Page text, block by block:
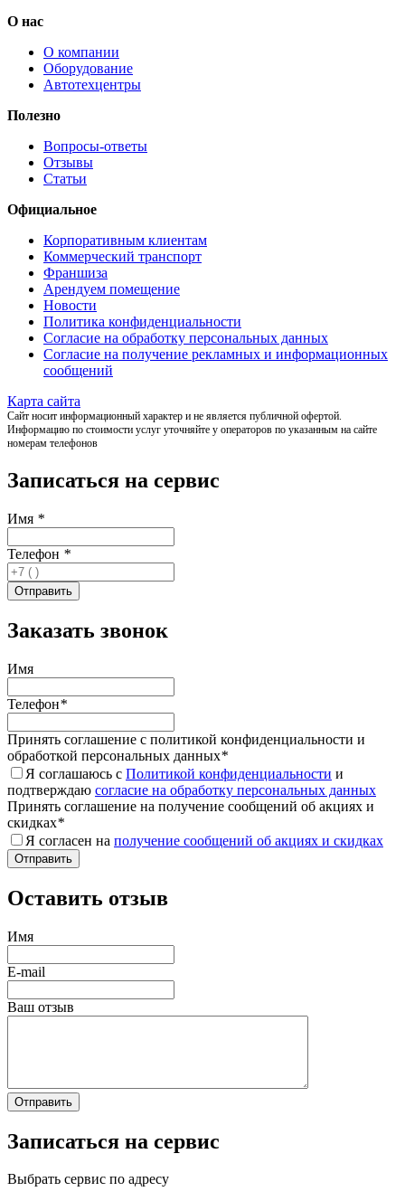
О нас
О компании
Оборудование
Автотехцентры
Полезно
Вопросы-ответы
Отзывы
Статьи
Официальное
Корпоративным клиентам
Коммерческий транспорт
Франшиза
Арендуем помещение
Новости
Политика конфиденциальности
Согласие на обработку персональных данных
Согласие на получение рекламных и информационных
сообщений
Карта сайта
Сайт носит информационный характер и не является публичной офертой.
Информацию по стоимости услуг уточняйте у операторов по указанным на сайте
номерам телефонов
Записаться на сервис
Имя *
Телефон *
Заказать звонок
Имя
Телефон*
Принять соглашение с политикой конфиденциальности и
обработкой персональных данных*
Я соглашаюсь с Политикой конфиденциальности и
подтверждаю согласие на обработку персональных данных
Принять соглашение на получение сообщений об акциях и
скидках*
Я согласен на получение сообщений об акциях и скидках
Оставить отзыв
Имя
E-mail
Ваш отзыв
Записаться на сервис
Выбрать сервис по адресу